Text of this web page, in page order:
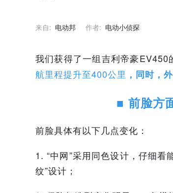
来自: 电动邦 作者: 电动小侦探
我们获得了一组吉利帝豪EV450
航里程提升至400公里 ，同时，
■ 前脸方
前脸具体有以下几点变化：
1. “中网”采用同色设计，仔细
纹”设计；